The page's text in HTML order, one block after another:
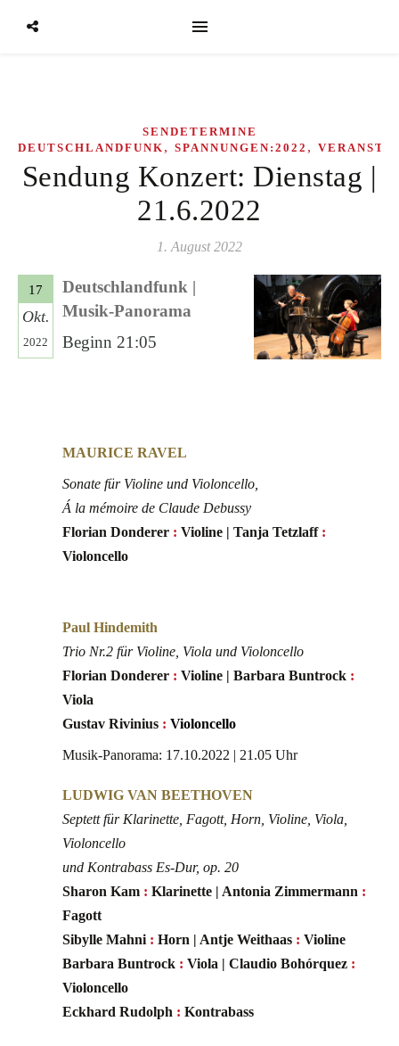
SENDETERMINE
DEUTSCHLANDFUNK , SPANNUNGEN:2022 ,
Sendung Konzert: Dienstag |
21.6.2022
1. August 2022
17
Okt.
2022
Deutschlandfunk |
Musik-Panorama
Beginn 21:05
MAURICE RAVEL
Sonate für Violine und Violoncello,
Á la mémoire de Claude Debussy
Florian Donderer : Violine | Tanja Tetzlaff :
Violoncello
Paul Hindemith
Trio Nr.2 für Violine, Viola und Violoncello
Florian Donderer : Violine | Barbara Buntrock :
Viola
Gustav Rivinius : Violoncello
Musik-Panorama: 17.10.2022 | 21.05 Uhr
LUDWIG VAN BEETHOVEN
Septett für Klarinette, Fagott, Horn, Violine, Viola,
Violoncello
und Kontrabass Es-Dur, op. 20
Sharon Kam : Klarinette | Antonia Zimmermann :
Fagott
Sibylle Mahni : Horn | Antje Weithaas : Violine
Barbara Buntrock : Viola | Claudio Bohórquez :
Violoncello
Eckhard Rudolph : Kontrabass